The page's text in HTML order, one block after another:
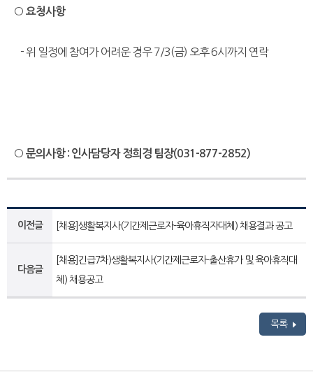
○ 요청사항
- 위 일정에 참여가 어려운 경우 7/3(금) 오후 6시까지 연락
○ 문의사항 : 인사담당자 정희경 팀장(031-877-2852)
이전글 [채용]생활복지사(기간제근로자-육아휴직자대체) 채용결과 공고
다음글
[채용]긴급7차)생활복지사(기간제근로자-출산휴가 및 육아휴직대
체) 채용공고
목록